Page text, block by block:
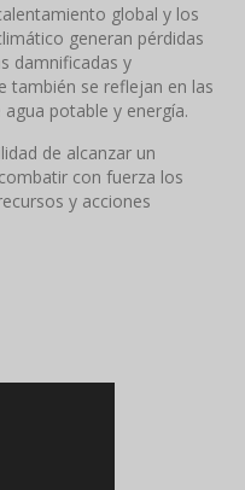
global y los
generan pérdidas
damnificadas y
también se reflejan en las
potable y energía.
de alcanzar un
con fuerza los
y acciones